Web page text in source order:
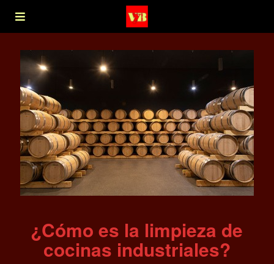
¿Cómo es la limpieza de
cocinas industriales?